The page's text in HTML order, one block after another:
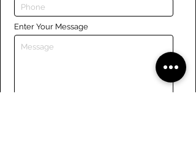
Enter Your Message